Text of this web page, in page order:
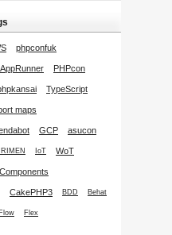
phpconfuk
AppRunner PHPcon
TypeScript
maps
GCP asucon
IoT WoT
CakePHP3 BDD Behat
Flex